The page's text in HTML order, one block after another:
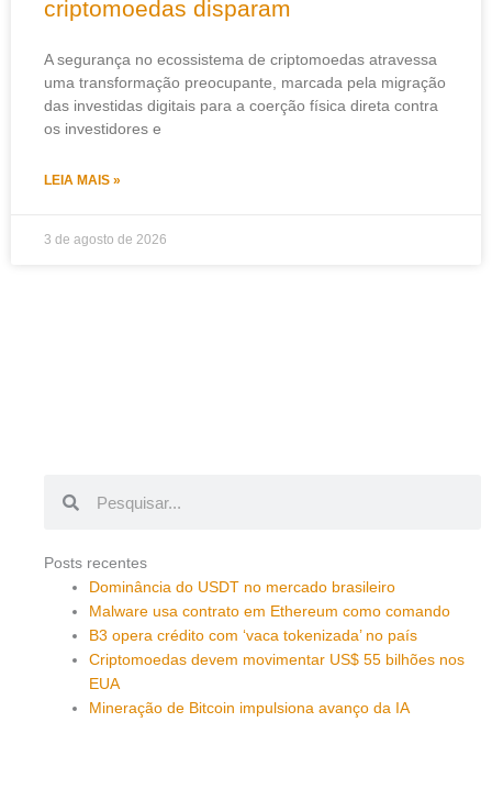
criptomoedas disparam
A segurança no ecossistema de criptomoedas atravessa
uma transformação preocupante, marcada pela migração
das investidas digitais para a coerção física direta contra
os investidores e
LEIA MAIS »
3 de agosto de 2026
Posts recentes
Dominância do USDT no mercado brasileiro
Malware usa contrato em Ethereum como comando
B3 opera crédito com ‘vaca tokenizada’ no país
Criptomoedas devem movimentar US$ 55 bilhões nos
EUA
Mineração de Bitcoin impulsiona avanço da IA